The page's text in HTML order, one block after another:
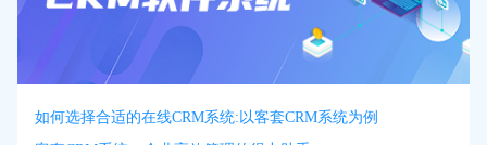
如何选择合适的在线CRM系统:以客套CRM系统为例